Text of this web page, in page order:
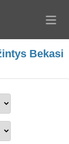
Bekasi